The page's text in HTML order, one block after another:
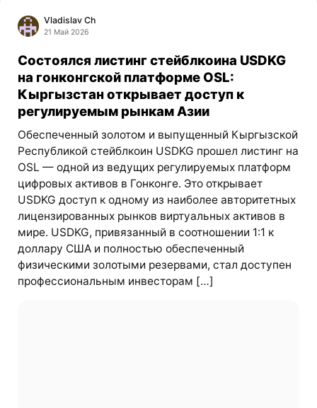
Vladislav Ch
21 Май 2026
Состоялся листинг стейблкоина USDKG
на гонконгской платформе OSL:
Кыргызстан открывает доступ к
регулируемым рынкам Азии
Обеспеченный золотом и выпущенный Кыргызской
Республикой стейблкоин USDKG прошел листинг на
OSL — одной из ведущих регулируемых платформ
цифровых активов в Гонконге. Это открывает
USDKG доступ к одному из наиболее авторитетных
лицензированных рынков виртуальных активов в
мире. USDKG, привязанный в соотношении 1:1 к
доллару США и полностью обеспеченный
физическими золотыми резервами, стал доступен
профессиональным инвесторам […]